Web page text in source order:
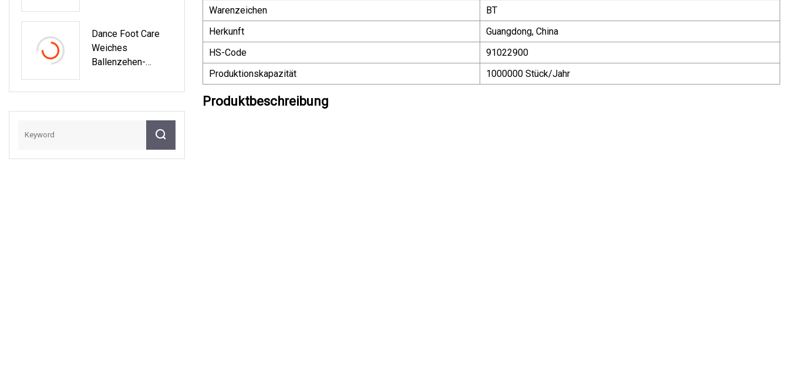
Schnürsenkel Aus
Polyester Für
Schuhe
Dance Foot Care
Weiches
Ballenzehen-
In Halber Größe Für
Warenzeichen
BT
Herkunft
Guangdong, China
HS-Code
91022900
Produktionskapazität
1000000 Stück/Jahr
Produktbeschreibung